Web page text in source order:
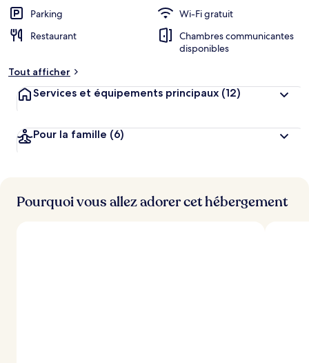
Parking
Wi-Fi gratuit
Restaurant
Chambres communicantes
disponibles
Tout afficher
Services et équipements principaux (12)
Pour la famille (6)
Pourquoi vous allez adorer cet hébergement